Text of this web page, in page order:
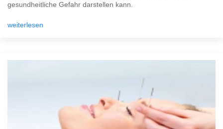
gesundheitliche Gefahr darstellen kann.
weiterlesen